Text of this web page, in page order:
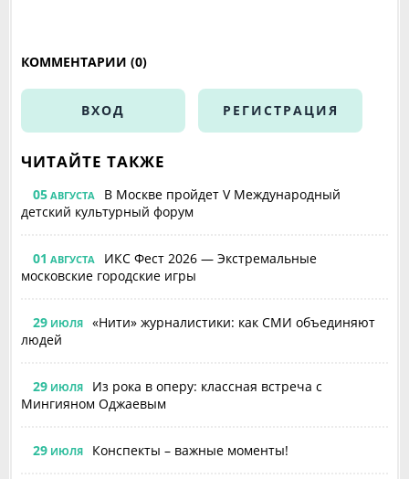
КОММЕНТАРИИ (0)
ВХОД РЕГИСТРАЦИЯ
ЧИТАЙТЕ ТАКЖЕ
05 АВГУСТА
В Москве пройдет V Международный
детский культурный форум
01 АВГУСТА
ИКС Фест 2026 — Экстремальные
московские городские игры
29 ИЮЛЯ
«Нити» журналистики: как СМИ объединяют
людей
29 ИЮЛЯ
Из рока в оперу: классная встреча с
Мингияном Оджаевым
29 ИЮЛЯ Конспекты – важные моменты!